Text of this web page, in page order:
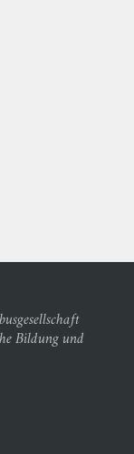
Bildung und